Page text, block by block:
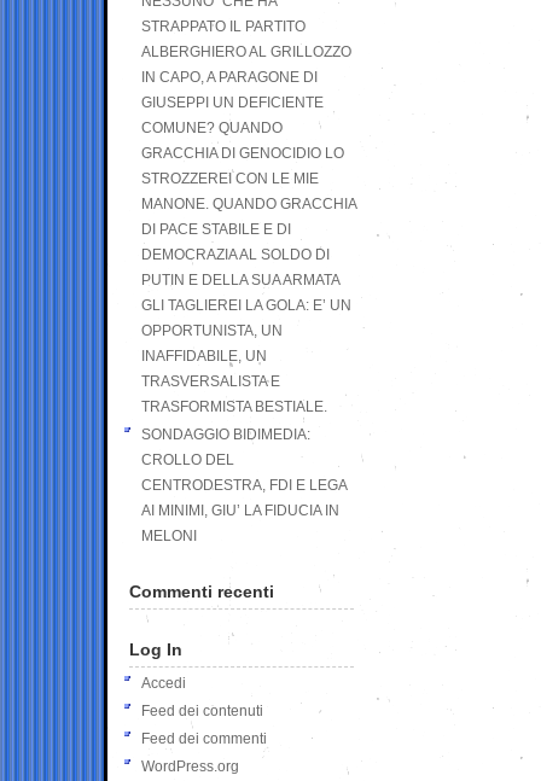
STRAPPATO IL PARTITO
ALBERGHIERO AL GRILLOZZO
IN CAPO, A PARAGONE DI
GIUSEPPI UN DEFICIENTE
COMUNE? QUANDO
GRACCHIA DI GENOCIDIO LO
STROZZEREI CON LE MIE
MANONE. QUANDO GRACCHIA
DI PACE STABILE E DI
DEMOCRAZIA AL SOLDO DI
PUTIN E DELLA SUA ARMATA
GLI TAGLIEREI LA GOLA: E’ UN
OPPORTUNISTA, UN
INAFFIDABILE, UN
TRASVERSALISTA E
TRASFORMISTA BESTIALE.
SONDAGGIO BIDIMEDIA:
CROLLO DEL
CENTRODESTRA, FDI E LEGA
AI MINIMI, GIU’ LA FIDUCIA IN
MELONI
Commenti recenti
Log In
Accedi
Feed dei contenuti
Feed dei commenti
WordPress.org